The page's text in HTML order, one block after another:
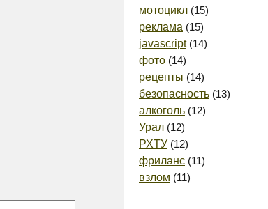
мотоцикл (15)
реклама (15)
javascript(14)
фото (14)
рецепты (14)
безопасность (13)
алкоголь (12)
Урал (12)
РХТУ (12)
фриланс (11)
взлом (11)